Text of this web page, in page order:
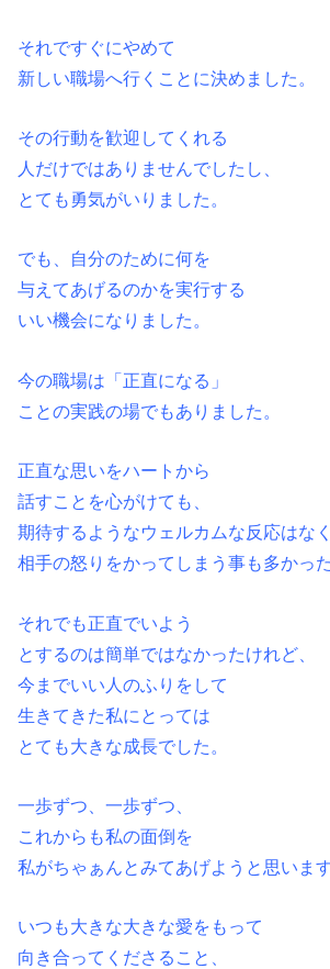
それですぐにやめて
新しい職場へ行くことに決めました。
その行動を歓迎してくれる
人だけではありませんでしたし、
とても勇気がいりました。
でも、自分のために何を
与えてあげるのかを実行する
いい機会になりました。
今の職場は「正直になる」
ことの実践の場でもありました。
正直な思いをハートから
話すことを心がけても、
期待するようなウェルカムな反応はなく
相手の怒りをかってしまう事も多かった
それでも正直でいよう
とするのは簡単ではなかったけれど、
今までいい人のふりをして
生きてきた私にとっては
とても大きな成長でした。
一歩ずつ、一歩ずつ、
これからも私の面倒を
私がちゃぁんとみてあげようと思います
いつも大きな大きな愛をもって
向き合ってくださること、